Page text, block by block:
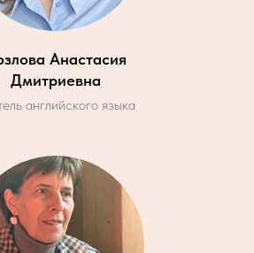
Анастасия
Дмитриевна
английского языка